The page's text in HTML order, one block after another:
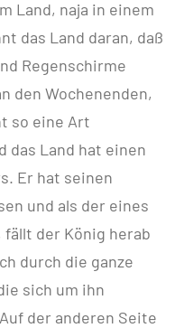
Land, naja in einem
das Land daran, daß
Regenschirme
den Wochenenden,
so eine Art
das Land hat einen
Er hat seinen
und als der eines
der König herab
durch die ganze
sich um ihn
der anderen Seite